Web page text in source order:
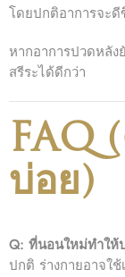
โดยปกติอาการจะ
หากอาการปวดหลั
สรีระได้ดีกว่า
FAQ
บ่อย)
Q: ที่นอนใหม่ทำให้
ปกติ ร่างกายอาจใ